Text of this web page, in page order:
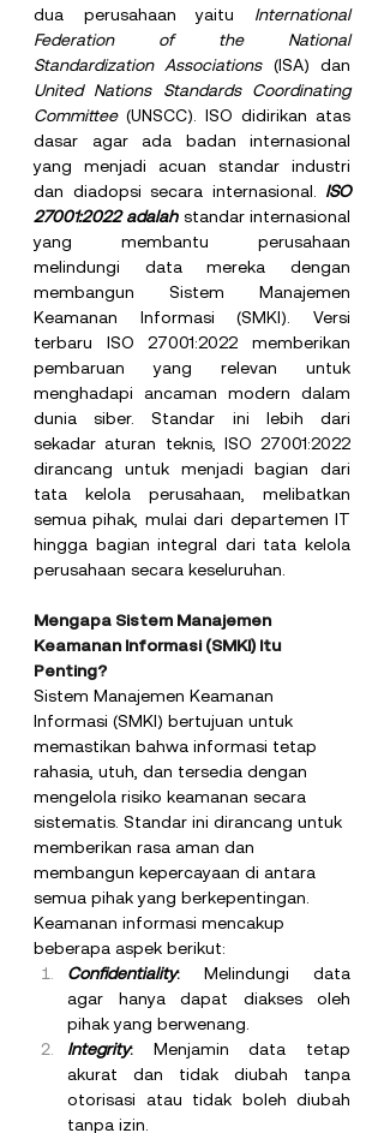
dua perusahaan yaitu International
Federation of the National
Standardization Associations
United Nations Standards Coordinating
Committee (UNSCC). ISO didirikan atas
dasar agar ada badan internasional
yang menjadi acuan standar industri
dan diadopsi secara internasional. ISO
27001:2022 adalah standar internasional
yang membantu perusahaan
melindungi data mereka dengan
membangun Sistem Manajemen
Keamanan Informasi (SMKI). Versi
terbaru ISO 27001:2022 memberikan
pembaruan yang relevan untuk
menghadapi ancaman modern dalam
dunia siber. Standar ini lebih dari
sekadar aturan teknis, ISO 27001:2022
dirancang untuk menjadi bagian dari
tata kelola perusahaan, melibatkan
semua pihak, mulai dari departemen IT
hingga bagian integral dari tata kelola
perusahaan secara keseluruhan.
Mengapa Sistem Manajemen
Keamanan Informasi (SMKI) Itu
Penting?
Sistem Manajemen Keamanan
Informasi (SMKI) bertujuan untuk
memastikan bahwa informasi tetap
rahasia, utuh, dan tersedia dengan
mengelola risiko keamanan secara
sistematis. Standar ini dirancang untuk
memberikan rasa aman dan
membangun kepercayaan di antara
semua pihak yang berkepentingan.
Keamanan informasi mencakup
beberapa aspek berikut:
Confidentiality: Melindungi data
agar hanya dapat diakses oleh
pihak yang berwenang.
Integrity: Menjamin data tetap
akurat dan tidak diubah tanpa
otorisasi atau tidak boleh diubah
tanpa izin.